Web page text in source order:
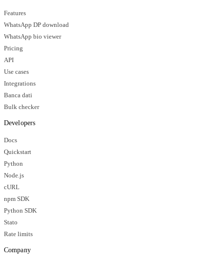
Features
WhatsApp DP download
WhatsApp bio viewer
Pricing
API
Use cases
Integrations
Banca dati
Bulk checker
Developers
Docs
Quickstart
Python
Node.js
cURL
npm SDK
Python SDK
Stato
Rate limits
Company